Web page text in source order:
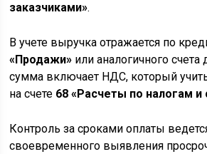
заказчиками».
В учете выручка отражается по
«Продажи» или аналогичного
сумма включает НДС, который
на счете 68 «Расчеты по налогам и
Контроль за сроками оплаты
своевременного выявления